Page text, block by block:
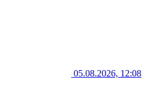
05.08.2026, 12:08